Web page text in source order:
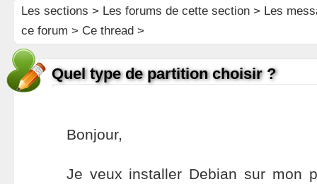
Les sections > Les forums de cette section> Les
ce forum > Ce thread >
Quel type de partition choisir ?
Bonjour,
Je veux installer Debian sur mon